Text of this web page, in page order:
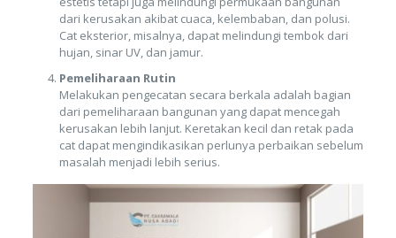
dari kerusakan akibat cuaca, kelembaban, dan polusi.
Cat eksterior, misalnya, dapat melindungi tembok dari
hujan, sinar UV, dan jamur.
Pemeliharaan Rutin
Melakukan pengecatan secara berkala adalah bagian
dari pemeliharaan bangunan yang dapat mencegah
kerusakan lebih lanjut. Keretakan kecil dan retak pada
cat dapat mengindikasikan perlunya perbaikan sebelum
masalah menjadi lebih serius.